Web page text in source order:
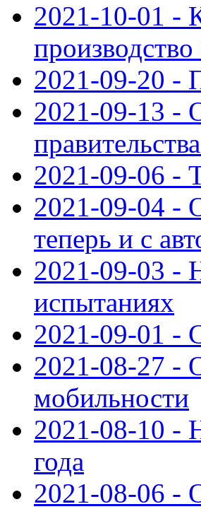
2021-10-01 -
2021-09-20 -
2021-09-13 -
2021-09-06 -
2021-09-04 -
теперь и с
2021-09-03 -
испытаниях
2021-09-01 -
2021-08-27 -
мобильности
2021-08-10 -
года
2021-08-06 -